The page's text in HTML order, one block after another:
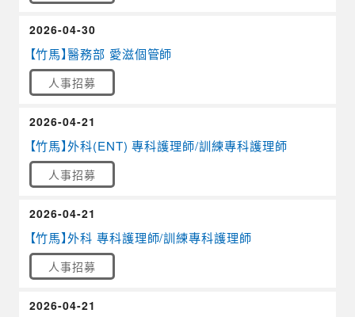
【竹馬】醫務部 愛滋個管師
人事招募
2026-04-30
【竹馬】外科(ENT) 專科護理師/訓練專科護理師
人事招募
2026-04-21
【竹馬】外科 專科護理師/訓練專科護理師
人事招募
2026-04-21
2026-04-21